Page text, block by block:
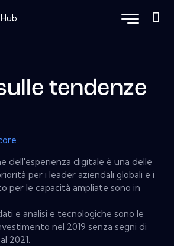
tendenze
dell'esperienza digitale è una delle
per i leader aziendali globali e i
per le capacità ampliate sono in
e analisi e tecnologiche sono le
nel 2019 senza segni di
2021.